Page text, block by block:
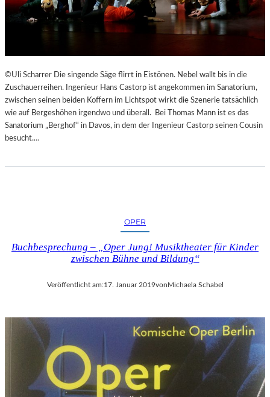
©Uli Scharrer Die singende Säge flirrt in Eistönen. Nebel wallt bis in die
Zuschauerreihen. Ingenieur Hans Castorp ist angekommen im Sanatorium,
zwischen seinen beiden Koffern im Lichtspot wirkt die Szenerie tatsächlich
wie auf Bergeshöhen irgendwo und überall. Bei Thomas Mann ist es das
Sanatorium „Berghof“ in Davos, in dem der Ingenieur Castorp seinen Cousin
besucht.…
OPER
Buchbesprechung – „Oper Jung! Musiktheater für Kinder
zwischen Bühne und Bildung“
Veröffentlicht am:17. Januar 2019vonMichaela Schabel